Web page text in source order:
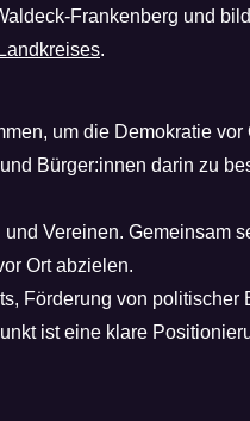
Frankenberg und
Landkreises.
um die Demokratie vor
Bürger:innen darin zu
Vereinen. Gemeinsam
Ort abzielen.
Förderung von politischer
ist eine klare